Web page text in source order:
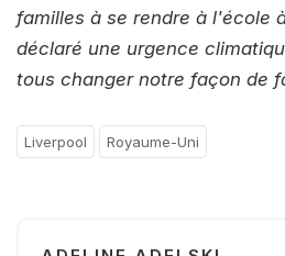
familles à se rendre à l'école
déclaré une urgence
tous changer notre façon de
Liverpool Royaume-Uni